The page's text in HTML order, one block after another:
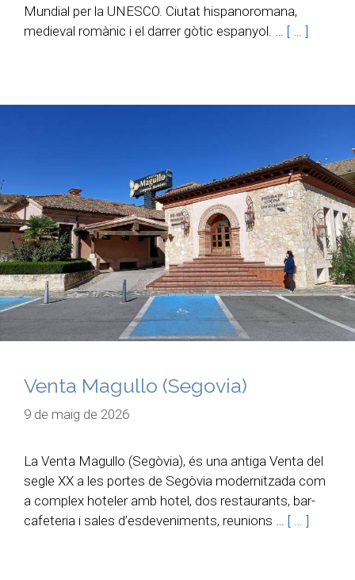
Mundial per la UNESCO. Ciutat hispanoromana,
medieval romànic i el darrer gòtic espanyol. … [ … ]
Venta Magullo (Segovia)
9 de maig de 2026
La Venta Magullo (Segòvia), és una antiga Venta del
segle XX a les portes de Segòvia modernitzada com
a complex hoteler amb hotel, dos restaurants, bar-
cafeteria i sales d’esdeveniments, reunions … [ … ]